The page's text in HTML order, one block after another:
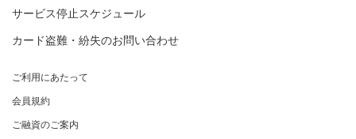
三菱UFJニコス ローンカード 各種規約
三菱ＵＦＪカード会員の方
NICOSカード会員の方
プラチナ会員さま専用の特別なサービス Platinum
Special Service
大規模企業のお客さまだけにご利用いただけるサービス
各種照会・お手続き
法人のお客さま サイトマップ
法人向けポータルサイト
お取り扱いいただけるカード情報とお支払い情報
新規加盟に関するお問い合わせ
加盟店規約/その他ご注意事項
個人情報のお取り扱いに関するお願い
[EC加盟店さまへ] 情報漏えい対策のお願い
[EC加盟店さまへ] 不正ログイン対策のお願い
サービス・ソリューション
よくあるご質問
事業者・加盟店のお客さま
三菱UFJニコスについて
経営ビジョン・行動規範
企業姿勢・ポリシー
コンプライアンス
コーポレートガバナンスについて
情報セキュリティの取り組み
サステナビリティへの取り組み
サステナビリティへの取り組み
SDGsの達成に向けて
ニュースリリース
サービス停止スケジュール
カード盗難・紛失のお問い合わせ
ご利用にあたって
会員規約
ご融資のご案内